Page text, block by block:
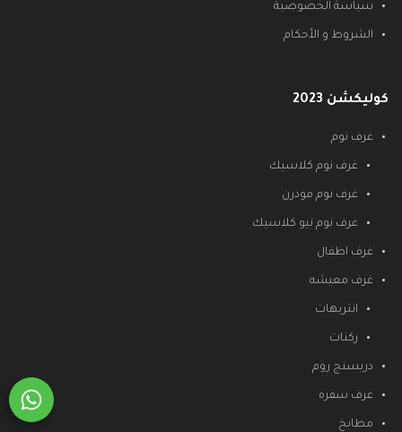
سياسة الخصوصية
الشروط و الأحكام
كوليكشن 2023
غرف نوم
غرف نوم كلاسيك
غرف نوم مودرن
غرف نوم نيو كلاسيك
غرف اطفال
غرف معيشه
انتريهات
ركنات
دريسنج روم
غرف سفره
مطابخ